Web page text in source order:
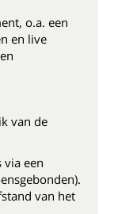
o.a. een
en live
van de
een
van het